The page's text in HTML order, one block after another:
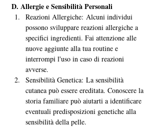
D. Allergie e Sensibilità Personali
Reazioni Allergiche: Alcuni individui
possono sviluppare reazioni allergiche a
specifici ingredienti. Fai attenzione alle
nuove aggiunte alla tua routine e
interrompi l'uso in caso di reazioni
avverse.
Sensibilità Genetica: La sensibilità
cutanea può essere ereditata. Conoscere la
storia familiare può aiutarti a identificare
eventuali predisposizioni genetiche alla
sensibilità della pelle.